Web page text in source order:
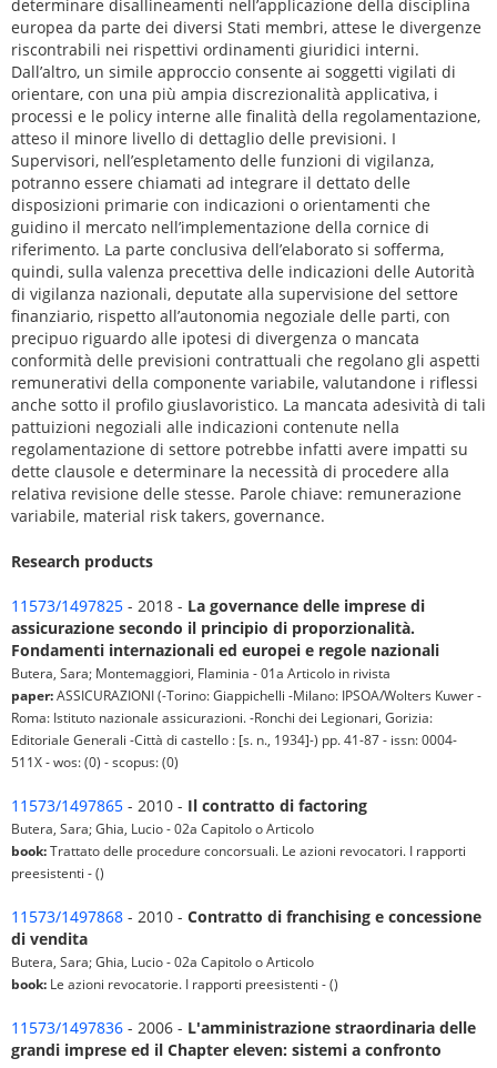
determinare disallineamenti nell’applicazione della disciplina
europea da parte dei diversi Stati membri, attese le divergenze
riscontrabili nei rispettivi ordinamenti giuridici interni.
Dall’altro, un simile approccio consente ai soggetti vigilati di
orientare, con una più ampia discrezionalità applicativa, i
processi e le policy interne alle finalità della regolamentazione,
atteso il minore livello di dettaglio delle previsioni. I
Supervisori, nell’espletamento delle funzioni di vigilanza,
potranno essere chiamati ad integrare il dettato delle
disposizioni primarie con indicazioni o orientamenti che
guidino il mercato nell’implementazione della cornice di
riferimento. La parte conclusiva dell’elaborato si sofferma,
quindi, sulla valenza precettiva delle indicazioni delle Autorità
di vigilanza nazionali, deputate alla supervisione del settore
finanziario, rispetto all’autonomia negoziale delle parti, con
precipuo riguardo alle ipotesi di divergenza o mancata
conformità delle previsioni contrattuali che regolano gli aspetti
remunerativi della componente variabile, valutandone i riflessi
anche sotto il profilo giuslavoristico. La mancata adesività di tali
pattuizioni negoziali alle indicazioni contenute nella
regolamentazione di settore potrebbe infatti avere impatti su
dette clausole e determinare la necessità di procedere alla
relativa revisione delle stesse. Parole chiave: remunerazione
variabile, material risk takers, governance.
Research products
11573/1497825 - 2018 - La governance delle imprese di
assicurazione secondo il principio di proporzionalità.
Fondamenti internazionali ed europei e regole nazionali
Butera, Sara; Montemaggiori, Flaminia - 01a Articolo in rivista
paper:ASSICURAZIONI (-Torino: Giappichelli -Milano: IPSOA/Wolters Kuwer -
Roma: Istituto nazionale assicurazioni. -Ronchi dei Legionari, Gorizia:
Editoriale Generali -Città di castello : [s. n., 1934]-) pp. 41-87 - issn: 0004-
511X - wos: (0) - scopus: (0)
11573/1497865 - 2010 - Il contratto di factoring
Butera, Sara; Ghia, Lucio - 02a Capitolo o Articolo
book:Trattato delle procedure concorsuali. Le azioni revocatori. I rapporti
preesistenti - ()
11573/1497868 - 2010 - Contratto di franchising e concessione
di vendita
Butera, Sara; Ghia, Lucio - 02a Capitolo o Articolo
book: Le azioni revocatorie. I rapporti preesistenti - ()
11573/1497836 - 2006 - L'amministrazione straordinaria delle
grandi imprese ed il Chapter eleven: sistemi a confronto